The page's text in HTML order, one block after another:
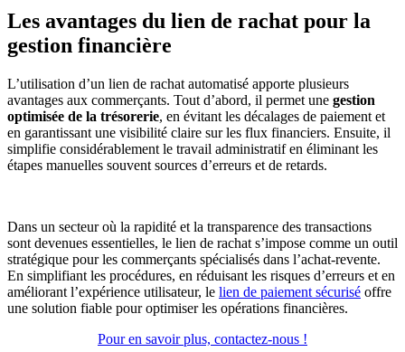
Les avantages du lien de rachat pour la
gestion financière
L’utilisation d’un lien de rachat automatisé apporte plusieurs
avantages aux commerçants. Tout d’abord, il permet une gestion
optimisée de la trésorerie, en évitant les décalages de paiement et
en garantissant une visibilité claire sur les flux financiers. Ensuite, il
simplifie considérablement le travail administratif en éliminant les
étapes manuelles souvent sources d’erreurs et de retards.
Dans un secteur où la rapidité et la transparence des transactions
sont devenues essentielles, le lien de rachat s’impose comme un outil
stratégique pour les commerçants spécialisés dans l’achat-revente.
En simplifiant les procédures, en réduisant les risques d’erreurs et en
améliorant l’expérience utilisateur, le lien de paiement sécurisé offre
une solution fiable pour optimiser les opérations financières.
Pour en savoir plus, contactez-nous !